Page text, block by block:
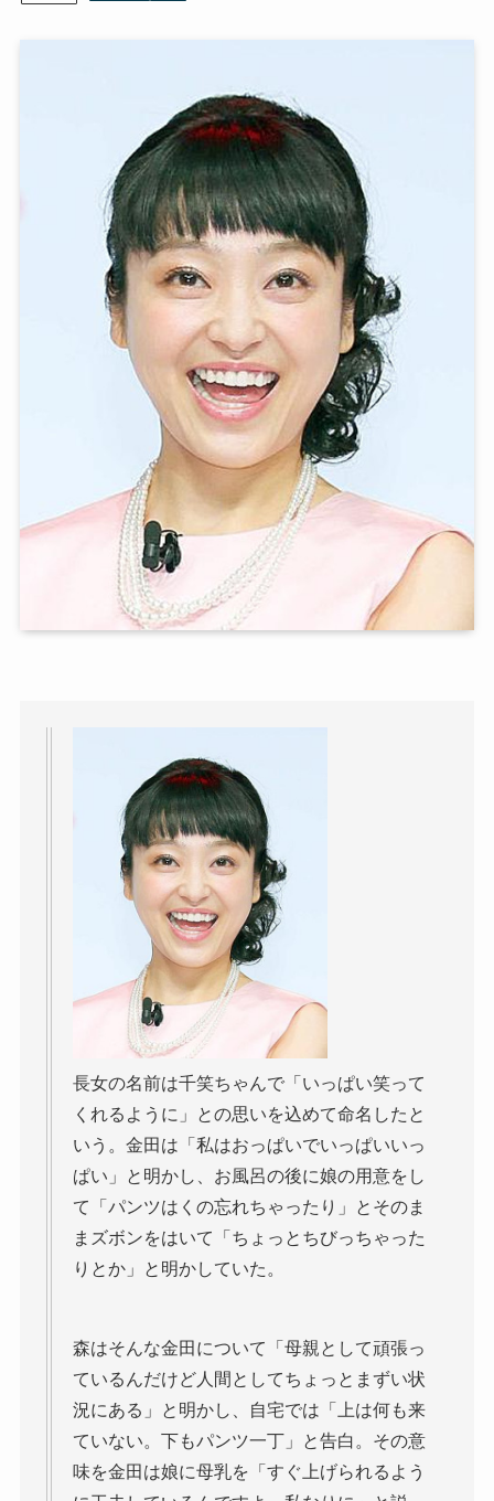
長女の名前は千笑ちゃんで「いっぱい笑って
くれるように」との思いを込めて命名したと
いう。金田は「私はおっぱいでいっぱいいっ
ぱい」と明かし、お風呂の後に娘の用意をし
て「パンツはくの忘れちゃったり」とそのま
まズボンをはいて「ちょっとちびっちゃった
りとか」と明かしていた。
森はそんな金田について「母親として頑張っ
ているんだけど人間としてちょっとまずい状
況にある」と明かし、自宅では「上は何も来
ていない。下もパンツ一丁」と告白。その意
味を金田は娘に母乳を「すぐ上げられるよう